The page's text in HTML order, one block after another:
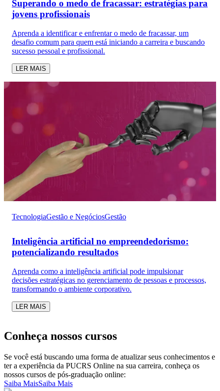
Superando o medo de fracassar: estratégias para
jovens profissionais
Aprenda a identificar e enfrentar o medo de fracassar, um
desafio comum para quem está iniciando a carreira e buscando
sucesso pessoal e profissional.
LER MAIS
TecnologiaGestão e NegóciosGestão
Inteligência artificial no empreendedorismo:
potencializando resultados
Aprenda como a inteligência artificial pode impulsionar
decisões estratégicas no gerenciamento de pessoas e processos,
transformando o ambiente corporativo.
LER MAIS
Conheça nossos cursos
Se você está buscando uma forma de atualizar seus conhecimentos e
ter a experiência da PUCRS Online na sua carreira, conheça os
nossos cursos de pós-graduação online:
Saiba MaisSaiba Mais